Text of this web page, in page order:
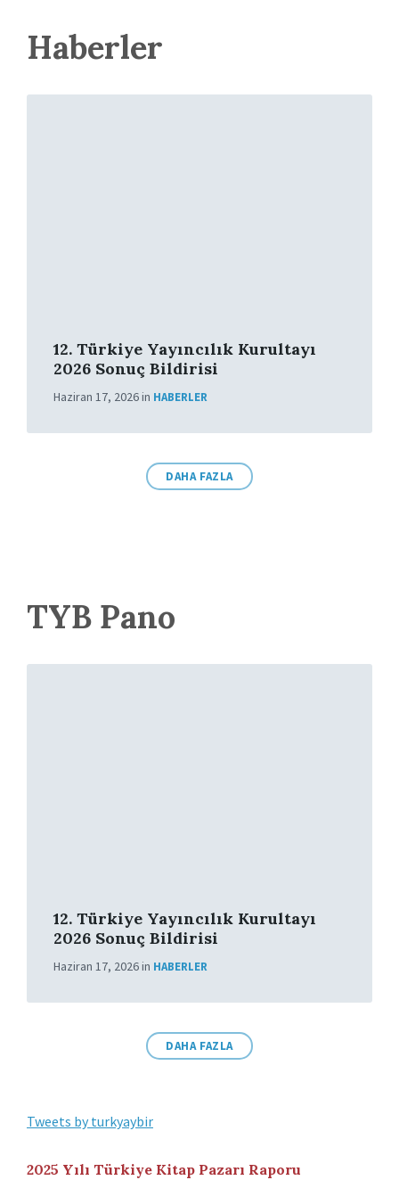
Haberler
12. Türkiye Yayıncılık Kurultayı
2026 Sonuç Bildirisi
Haziran 17, 2026in HABERLER
DAHA FAZLA
TYB Pano
12. Türkiye Yayıncılık Kurultayı
2026 Sonuç Bildirisi
Haziran 17, 2026in HABERLER
DAHA FAZLA
Tweets by turkyaybir
2025 Yılı Türkiye Kitap Pazarı Raporu